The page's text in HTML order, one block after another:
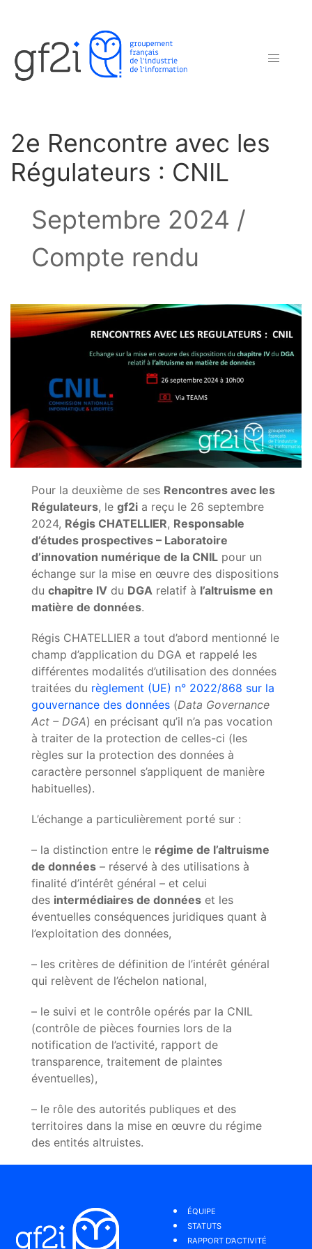
2e Rencontre avec les
Régulateurs : CNIL
Septembre 2024 /
Compte rendu
Pour la deuxième de ses Rencontres avec les
Régulateurs, le gf2i a reçu le 26 septembre
2024, Régis CHATELLIER, Responsable
d’études prospectives – Laboratoire
d’innovation numérique de la CNIL pour un
échange sur la mise en œuvre des dispositions
du chapitre IV du DGA relatif à l’altruisme en
matière de données.
Régis CHATELLIER a tout d’abord mentionné le
champ d’application du DGA et rappelé les
différentes modalités d’utilisation des données
traitées du règlement (UE) n° 2022/868 sur la
gouvernance des données (Data Governance
Act – DGA) en précisant qu’il n’a pas vocation
à traiter de la protection de celles-ci (les
règles sur la protection des données à
caractère personnel s’appliquent de manière
habituelles).
L’échange a particulièrement porté sur :
– la distinction entre le régime de l’altruisme
de données – réservé à des utilisations à
finalité d’intérêt général – et celui
des intermédiaires de données et les
éventuelles conséquences juridiques quant à
l’exploitation des données,
– les critères de définition de l’intérêt général
qui relèvent de l’échelon national,
– le suivi et le contrôle opérés par la CNIL
(contrôle de pièces fournies lors de la
notification de l’activité, rapport de
transparence, traitement de plaintes
éventuelles),
– le rôle des autorités publiques et des
territoires dans la mise en œuvre du régime
des entités altruistes.
ÉQUIPE
STATUTS
RAPPORT D’ACTIVITÉ